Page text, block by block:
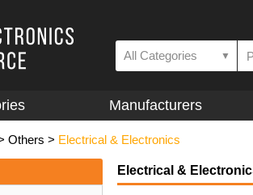
All Categories ▼
Manufacturers
Others > Electrical & Electronics
Electrical &